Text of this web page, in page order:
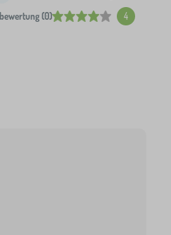
(0) 4